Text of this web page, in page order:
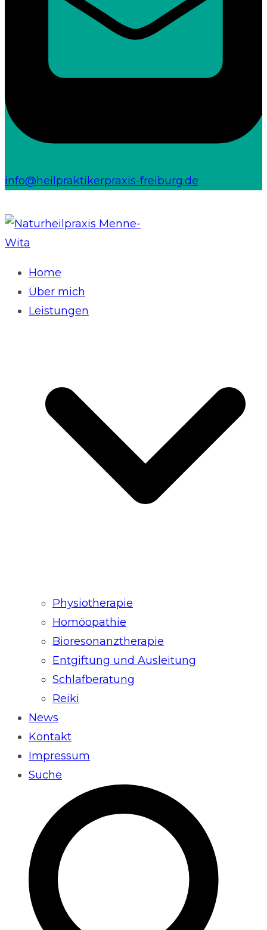
info@heilpraktikerpraxis-freiburg.de
Home
Über mich
Leistungen
Physiotherapie
Homöopathie
Bioresonanztherapie
Entgiftung und Ausleitung
Schlafberatung
Reiki
News
Kontakt
Impressum
Suche